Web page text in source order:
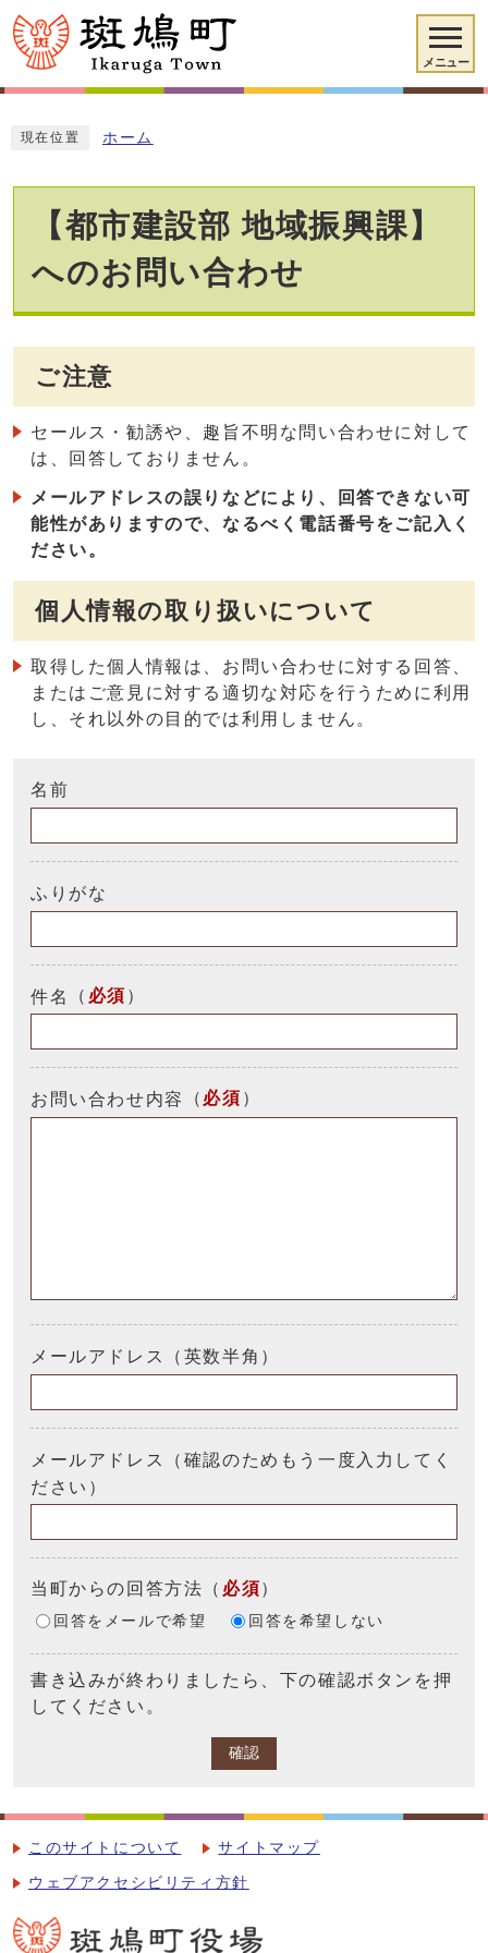
メニュー
現在位置 ホーム
【都市建設部 地域振興課】
へのお問い合わせ
ご注意
セールス・勧誘や、趣旨不明な問い合わせに対して
は、回答しておりません。
メールアドレスの誤りなどにより、回答できない可
能性がありますので、なるべく電話番号をご記入く
ださい。
個人情報の取り扱いについて
取得した個人情報は、お問い合わせに対する回答、
またはご意見に対する適切な対応を行うために利用
し、それ以外の目的では利用しません。
名前
ふりがな
件名 （ 必須 ）
お問い合わせ内容 （ 必須 ）
メールアドレス（英数半角）
メールアドレス（確認のためもう一度入力してく
ださい）
当町からの回答方法 （ 必須）
回答をメールで希望 回答を希望しない
書き込みが終わりましたら、下の確認ボタンを押
してください。
確認
このサイトについて サイトマップ
ウェブアクセシビリティ方針